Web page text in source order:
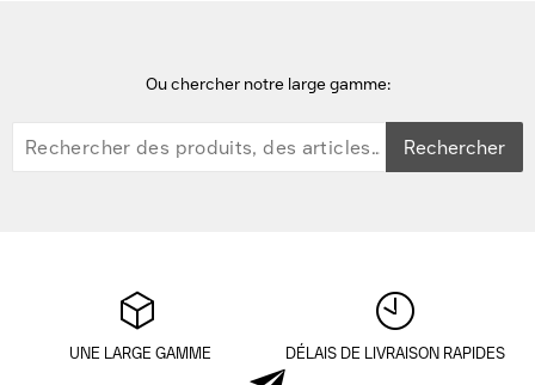
Ou chercher notre large gamme:
Rechercher
UNE LARGE GAMME DÉLAIS DE LIVRAISON RAPIDES